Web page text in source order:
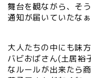
舞台を観ながら、そ
通知が届いていたな
大人たちの中にも味方
バビおばさん(土居裕
なルールが出来たら